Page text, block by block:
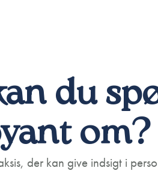
du
om?
der kan give indsigt i